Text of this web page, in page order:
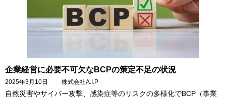
企業経営に必要不可欠なBCPの策定不足の状況
2025年3月10日 株式会社A.I.P
自然災害やサイバー攻撃、感染症等のリスクの多様化でBCP（事業